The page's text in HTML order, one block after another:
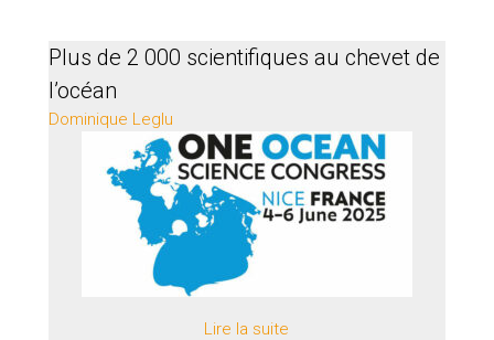
Plus de 2 000 scientifiques au chevet de
l’océan
Dominique Leglu
Lire la suite